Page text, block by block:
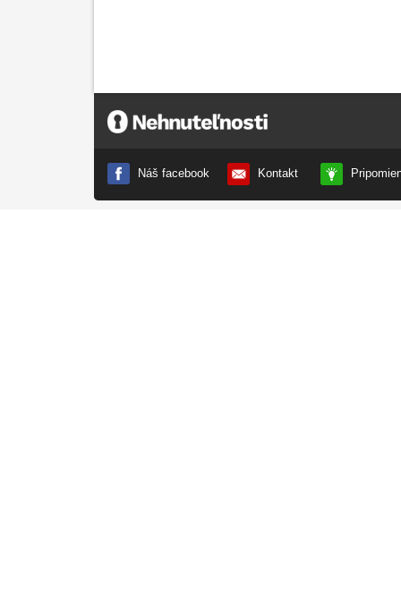
Nehnuteľnosti.sk
Náš facebook Kontakt